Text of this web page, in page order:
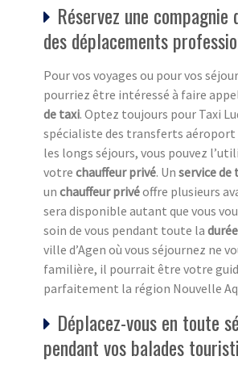
Réservez une
des déplacements
Pour vos voyages ou pour vos
pourriez être intéressé à faire
de taxi. Optez toujours pour Taxi
spécialiste des transferts
les longs séjours, vous pouvez
votre chauffeur privé. Un service
un chauffeur privéoffre plusieurs
sera disponible autant que vous
soin de vous pendant toute la
ville d’Agen où vous séjournez ne
familière, il pourrait être votre
parfaitement la région Nouvelle
Déplacez-vous en toute
pendant vos balades